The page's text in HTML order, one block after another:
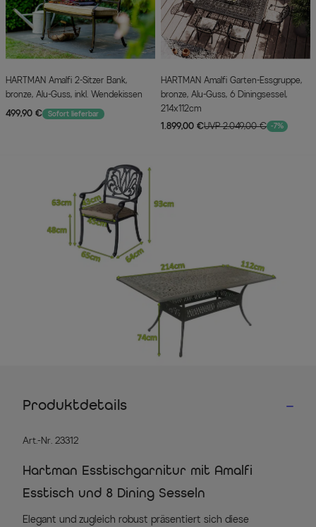
HARTMAN Amalfi 2-Sitzer Bank,
bronze, Alu-Guss, inkl. Wendekissen
499,90 €
Sofort lieferbar
HARTMAN Amalfi Garten-Essgruppe,
bronze, Alu-Guss, 6 Diningsessel,
214x112cm
1.899,00 €UVP 2.049,00 € -7%
Produktdetails
Art.-Nr. 23312
Hartman Esstischgarnitur mit Amalfi
Esstisch und 8 Dining Sesseln
Elegant und zugleich robust präsentiert sich diese